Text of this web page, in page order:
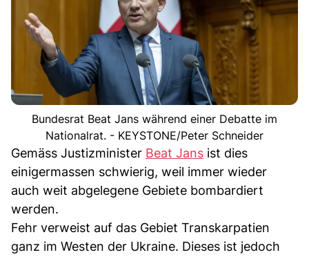
Bundesrat Beat Jans während einer Debatte im
Nationalrat. - KEYSTONE/Peter Schneider
Gemäss Justizminister Beat Jans ist dies
einigermassen schwierig, weil immer wieder
auch weit abgelegene Gebiete bombardiert
werden.
Fehr verweist auf das Gebiet Transkarpatien
ganz im Westen der Ukraine. Dieses ist jedoch